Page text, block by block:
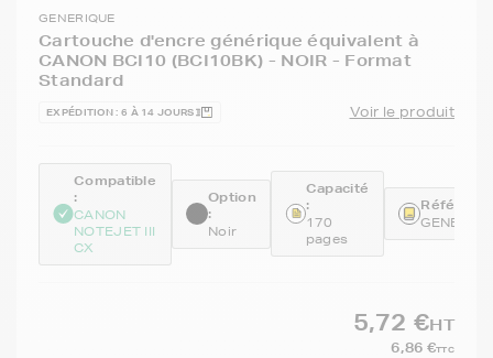
GENERIQUE
Cartouche d'encre générique équivalent à
CANON BCI10 (BCI10BK) - NOIR - Format
Standard
EXPÉDITION : 6 À 14 JOURS Voir le produit
Compatible
:
CANON
NOTEJET III
CX
Option
:
Noir
Capacité
:
170
pages
5,72 €HT
6,86 €TTC